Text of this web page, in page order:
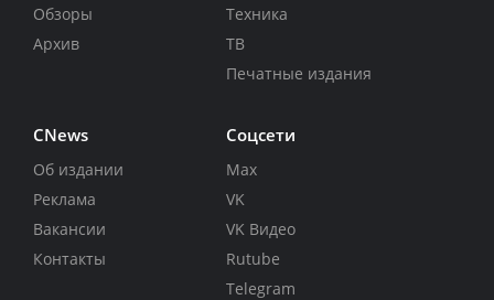
Обзоры
Архив
Техника
ТВ
Печатные издания
CNews
Об издании
Реклама
Вакансии
Контакты
Соцсети
Max
VK
VK Видео
Rutube
Telegram